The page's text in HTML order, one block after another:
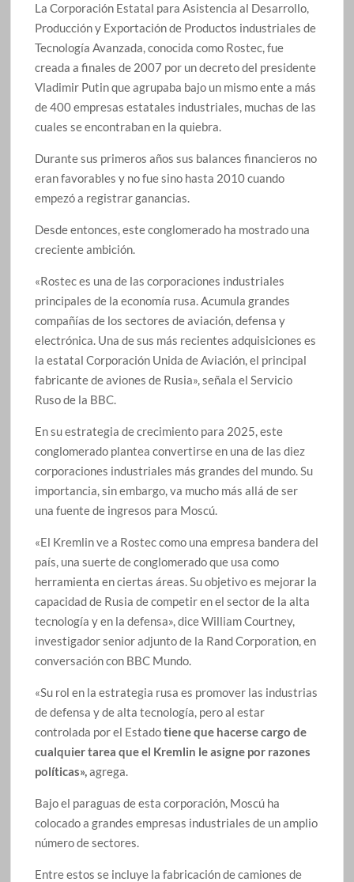
La Corporación Estatal para Asistencia al Desarrollo,
Producción y Exportación de Productos industriales de
Tecnología Avanzada, conocida como Rostec, fue
creada a finales de 2007 por un decreto del presidente
Vladimir Putin que agrupaba bajo un mismo ente a más
de 400 empresas estatales industriales, muchas de las
cuales se encontraban en la quiebra.
Durante sus primeros años sus balances financieros no
eran favorables y no fue sino hasta 2010 cuando
empezó a registrar ganancias.
Desde entonces, este conglomerado ha mostrado una
creciente ambición.
«Rostec es una de las corporaciones industriales
principales de la economía rusa. Acumula grandes
compañías de los sectores de aviación, defensa y
electrónica. Una de sus más recientes adquisiciones es
la estatal Corporación Unida de Aviación, el principal
fabricante de aviones de Rusia», señala el Servicio
Ruso de la BBC.
En su estrategia de crecimiento para 2025, este
conglomerado plantea convertirse en una de las diez
corporaciones industriales más grandes del mundo. Su
importancia, sin embargo, va mucho más allá de ser
una fuente de ingresos para Moscú.
«El Kremlin ve a Rostec como una empresa bandera del
país, una suerte de conglomerado que usa como
herramienta en ciertas áreas. Su objetivo es mejorar la
capacidad de Rusia de competir en el sector de la alta
tecnología y en la defensa», dice William Courtney,
investigador senior adjunto de la Rand Corporation, en
conversación con BBC Mundo.
«Su rol en la estrategia rusa es promover las industrias
de defensa y de alta tecnología, pero al estar
controlada por el Estadotiene que hacerse cargo de
cualquier tarea que el Kremlin le asigne por razones
políticas»,agrega.
Bajo el paraguas de esta corporación, Moscú ha
colocado a grandes empresas industriales de un amplio
número de sectores.
Entre estos se incluye la fabricación de camiones de